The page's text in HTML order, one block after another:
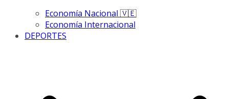
Economía Nacional 🇻🇪
Economía Internacional
DEPORTES